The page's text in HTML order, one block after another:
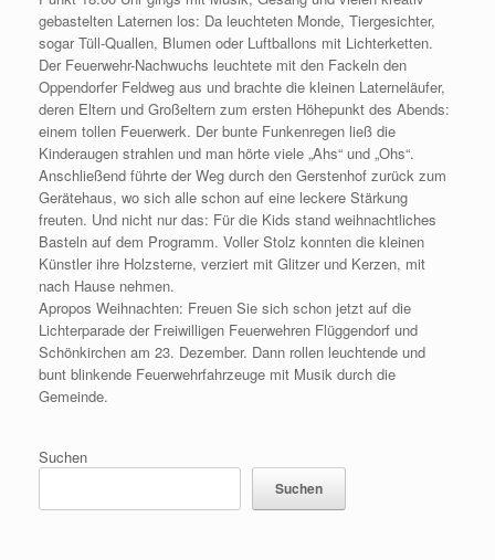
gebastelten Laternen los: Da leuchteten Monde, Tiergesichter,
sogar Tüll-Quallen, Blumen oder Luftballons mit Lichterketten.
Der Feuerwehr-Nachwuchs leuchtete mit den Fackeln den
Oppendorfer Feldweg aus und brachte die kleinen Laterneläufer,
deren Eltern und Großeltern zum ersten Höhepunkt des Abends:
einem tollen Feuerwerk. Der bunte Funkenregen ließ die
Kinderaugen strahlen und man hörte viele „Ahs“ und „Ohs“.
Anschließend führte der Weg durch den Gerstenhof zurück zum
Gerätehaus, wo sich alle schon auf eine leckere Stärkung
freuten. Und nicht nur das: Für die Kids stand weihnachtliches
Basteln auf dem Programm. Voller Stolz konnten die kleinen
Künstler ihre Holzsterne, verziert mit Glitzer und Kerzen, mit
nach Hause nehmen.
Apropos Weihnachten: Freuen Sie sich schon jetzt auf die
Lichterparade der Freiwilligen Feuerwehren Flüggendorf und
Schönkirchen am 23. Dezember. Dann rollen leuchtende und
bunt blinkende Feuerwehrfahrzeuge mit Musik durch die
Gemeinde.
Suchen
Suchen